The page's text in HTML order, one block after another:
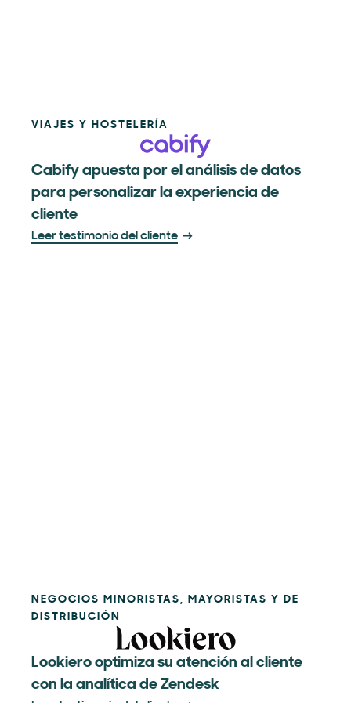
VIAJES Y HOSTELERÍA
Cabify apuesta por el análisis de datos
para personalizar la experiencia de
cliente
Leer testimonio del cliente
NEGOCIOS MINORISTAS, MAYORISTAS Y DE
DISTRIBUCIÓN
Lookiero optimiza su atención al cliente
con la analítica de Zendesk